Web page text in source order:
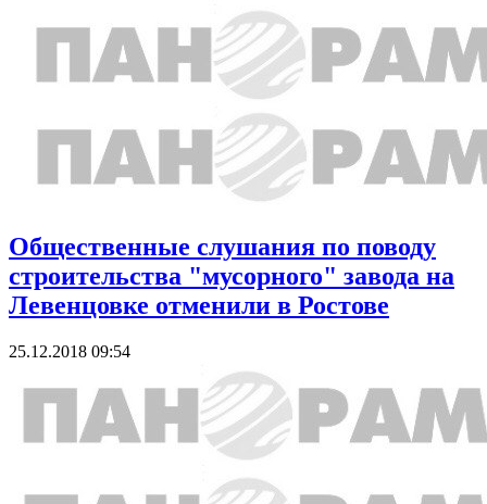
Общественные слушания по поводу
строительства "мусорного" завода на
Левенцовке отменили в Ростове
25.12.2018 09:54